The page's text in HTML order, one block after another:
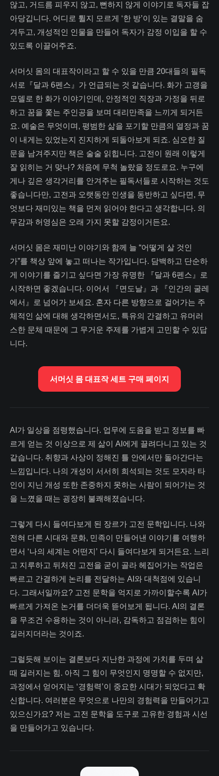
않고, 거드름 피우지 않고, 뻔하지 않게 이야기로 독자들 잡
아당깁니다. 어디로 튈지 모르게 ‘한 방’이 있는 결말을 숨
겨두고, 개성적인 인물을 만들어 독자가 감정 이입을 할 수
있도록 이끌어주죠.
서머싯 몸의 대표작이라고 할 수 있을 만큼 20대들의 필독
서로『달과 6펜스』가 언급되는 것 같습니다. 화가 고갱을
모델로 한 화가 이야기인데, 안정적인 직장과 가정을 뒤로
하고 꿈을 쫓는 주인공을 보며 대리만족을 느끼게 되거든
요. 예술은 무엇이며, 평범한 삶을 포기할 만큼의 열정과 꿈
이 내게는 있었는지 진지하게 되돌아보게 되죠. 심오한 질
문을 남겨주지만 책은 술술 읽힙니다. 고전이 원래 이렇게
잘 읽히는 거 맞나? 처음에 무척 놀랐을 정도로요. 누구에
게나 깊은 생각거리를 안겨주는 필독서들로 시작하는 것도
좋습니다만, 고전과 오랫동안 인생을 동반하고 싶다면, 무
엇보다 재미있는 책을 먼저 읽어야 한다고 생각합니다. 의
무감과 허영심은 오래 가지 못할 감정이거든요.
서머싯 몸은 재미난 이야기와 함께 늘 “어떻게 살 것인
가”를 책상 앞에 놓고 떠나는 작가입니다. 담백하고 단순하
게 이야기를 즐기고 싶다면 가장 유명한 『달과 6펜스』로
시작하면 좋겠습니다. 이어서 『면도날』과 『인간의 굴레
에서』로 넘어가 보세요. 혼자 다른 방향으로 걸어가는 주
체적인 삶에 대해 생각하면서도, 특유의 간결하고 유머러
스한 문체 때문에 그 무거운 주제를 가볍게 고민할 수 있답
니다.
서머싯 몸 대표작 세트 구매 페이지
AI가 일상을 점령했습니다. 업무에 도움을 받고 정보를 빠
르게 얻는 것 이상으로 제 삶이 AI에게 끌려다니고 있는 것
같습니다. 취향과 사상이 정해진 틀 안에서만 돌아간다는
느낌입니다. 나의 개성이 서서히 희석되는 것도 모자라 타
인이 지닌 개성 또한 존중하지 못하는 사람이 되어가는 것
을 느꼈을 때는 굉장히 불쾌해졌습니다.
그렇게 다시 들여다보게 된 장르가 고전 문학입니다. 나와
전혀 다른 시대와 문화, 민족이 만들어낸 이야기를 여행하
면서 ‘나의 세계는 어떤지’ 다시 들여다보게 되거든요. 느리
고 지루하고 뒤처진 고전을 굳이 골라 헤집어가는 작업은
빠르고 간결하게 논리를 전달하는 AI와 대척점에 있습니
다. 그래서일까요? 고전 문학을 억지로 가까이할수록 AI가
빠르게 가져온 논거를 더더욱 뜯어보게 됩니다. AI의 결론
을 무조건 수용하는 것이 아니라, 감독하고 점검하는 힘이
길러지더라는 것이죠.
그럴듯해 보이는 결론보다 지난한 과정에 가치를 두며 살
때 길러지는 힘. 아직 그 힘이 무엇인지 명명할 수 없지만,
과정에서 얻어지는 ‘경험력’이 중요한 시대가 되었다고 확
신합니다. 여러분은 무엇으로 나만의 경험력을 만들어가고
있으신가요? 저는 고전 문학을 도구로 고유한 경험과 시선
을 만들어가고 있습니다.